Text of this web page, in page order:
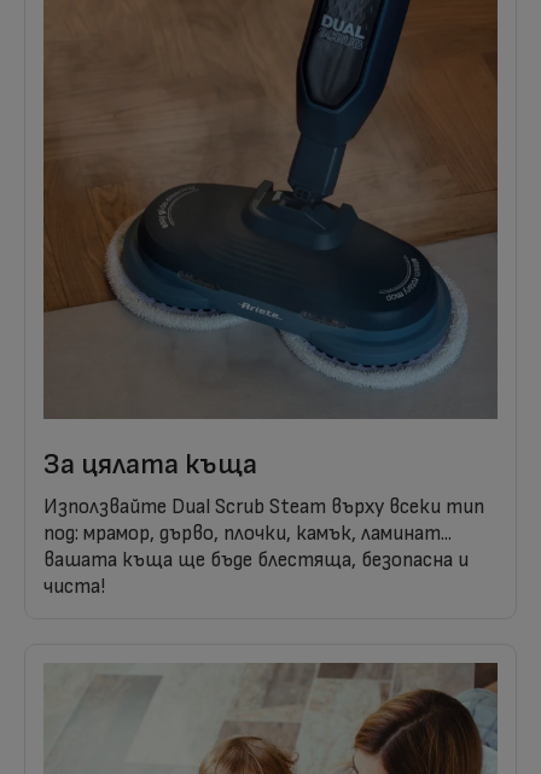
За цялата къща
Използвайте Dual Scrub Steam върху всеки тип
под: мрамор, дърво, плочки, камък, ламинат...
вашата къща ще бъде блестяща, безопасна и
чиста!